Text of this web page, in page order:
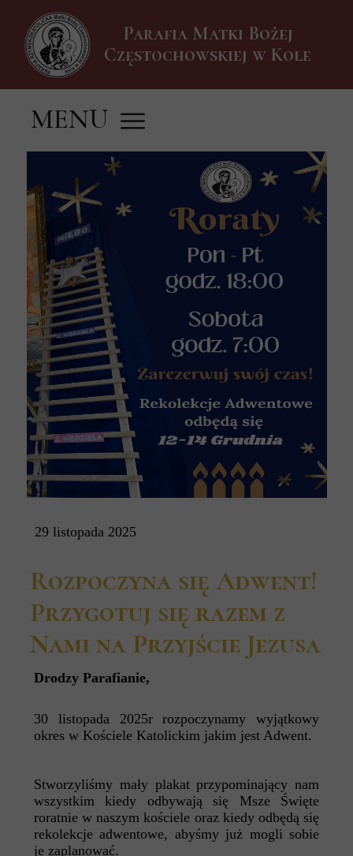
MENU
Parafia Matki Bożej
Częstochowskiej w Kole
29 listopada 2025
Rozpoczyna się Adwent!
Przygotuj się razem z
Nami na Przyjście Jezusa
Drodzy Parafianie,
30 listopada 2025r rozpoczynamy wyjątkowy
okres w Kościele Katolickim jakim jest Adwent.
Stworzyliśmy mały plakat przypominający nam
wszystkim kiedy odbywają się Msze Święte
roratnie w naszym kościele oraz kiedy odbędą się
rekolekcje adwentowe, abyśmy już mogli sobie
je zaplanować.